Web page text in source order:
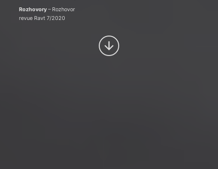
Rozhovory– Rozhovor
revue Ravt 7/2020